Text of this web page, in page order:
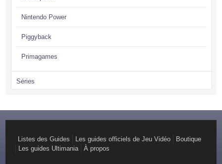
Nintendo Power
Piggyback
Primagames
Séries
Battlefield
Listes des Guides Les guides officiels de Jeu Vidéo
Boutique
Les guides Ultimania
À propos